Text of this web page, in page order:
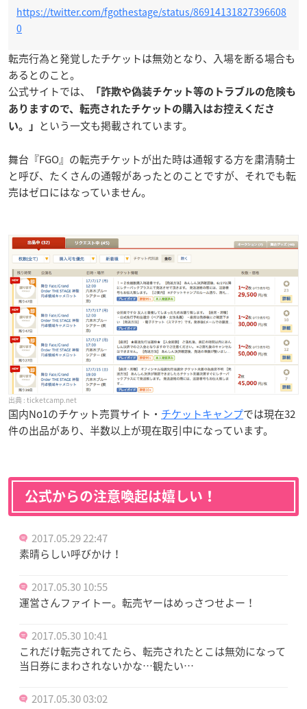
https://twitter.com/fgothestage/status/86914131827396608
0
転売行為と発覚したチケットは無効となり、入場を断る場合も
あるとのこと。
公式サイトでは、
「詐欺や偽装チケット等のトラブルの危険も
ありますので、転売されたチケットの購入はお控えくださ
い。」
という一文も掲載されています。
舞台『FGO』の転売チケットが出た時は通報する方を粛清騎士
と呼び、たくさんの通報があったとのことですが、それでも転
売はゼロにはなっていません。
ticketcamp.net
国内No1のチケット売買サイト・ チケットキャンプでは現在32
件の出品があり、半数以上が現在取引中になっています。
公式からの注意喚起は嬉しい！
2017.05.29 22:47
素晴らしい呼びかけ！
2017.05.30 10:55
運営さんファイトー。転売ヤーはめっさつせよー！
2017.05.30 10:41
これだけ転売されてたら、転売されたとこは無効になって
当日券にまわされないかな…観たい…
2017.05.30 03:02